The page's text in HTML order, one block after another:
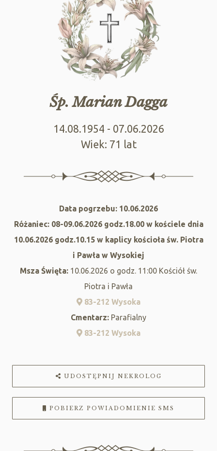
Śp. Marian Dagga
14.08.1954 - 07.06.2026
Wiek: 71 lat
Data pogrzebu: 10.06.2026
Różaniec: 08-09.06.2026 godz.18.00 w kościele dnia
10.06.2026 godz.10.15 w kaplicy kościoła św. Piotra
i Pawła w Wysokiej
Msza Święta: 10.06.2026 o godz. 11:00 Kościół św.
Piotra i Pawła
83-212 Wysoka
Cmentarz: Parafialny
83-212 Wysoka
UDOSTĘPNIJ NEKROLOG
POBIERZ POWIADOMIENIE SMS